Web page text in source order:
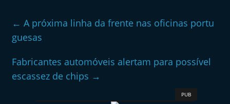
← A próxima linha da frente nas oficinas portu
guesas
Fabricantes automóveis alertam para possível
escassez de chips →
PUB